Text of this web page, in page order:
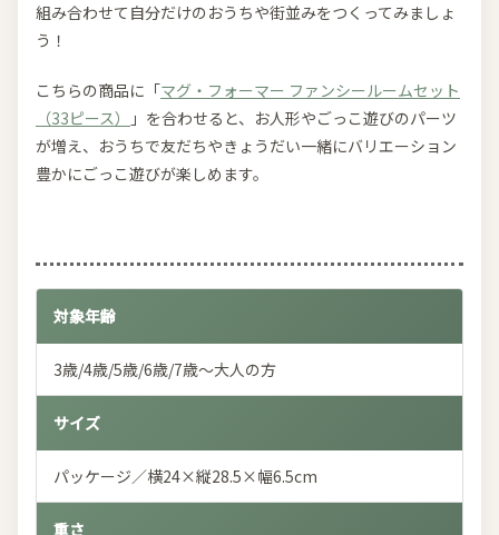
組み合わせて自分だけのおうちや街並みをつくってみましょ
う！
こちらの商品に「マグ・フォーマー ファンシールームセット
（33ピース）
」を合わせると、お人形やごっこ遊びのパーツ
が増え、おうちで友だちやきょうだい一緒にバリエーション
豊かにごっこ遊びが楽しめます。
対象年齢
3歳/4歳/5歳/6歳/7歳～大人の方
サイズ
パッケージ／横24×縦28.5×幅6.5cm
重さ